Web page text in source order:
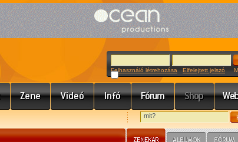
Felhasználó létrehozása Elfelejtett jelszó